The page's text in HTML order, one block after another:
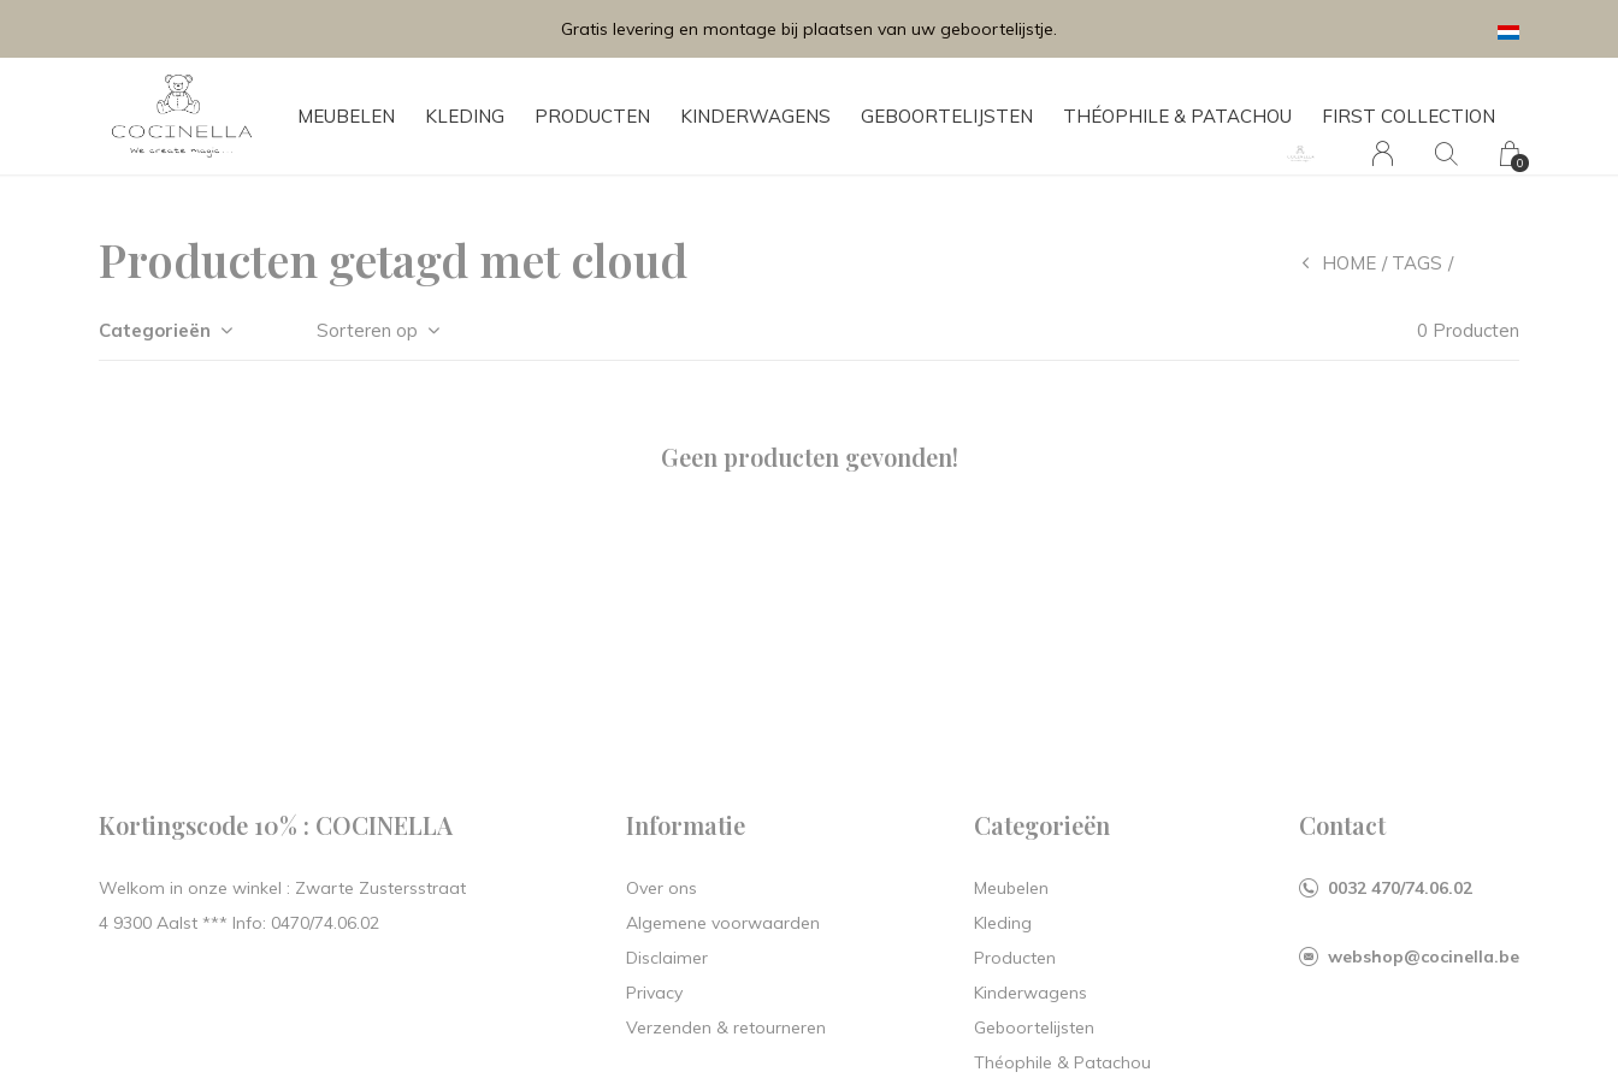
MEUBELEN KLEDING PRODUCTEN KINDERWAGENS GEBOORTELIJSTEN THÉOPHILE & PATACHOU FIRST COLLECTION
0
Gratis levering en montage bij plaatsen van uw geboortelijstje.
Producten getagd met cloud HOME TAGS
Categorieën Sorteren op 0 Producten
Geen producten gevonden!
Kortingscode 10% : COCINELLA
Welkom in onze winkel : Zwarte Zustersstraat
4 9300 Aalst *** Info: 0470/74.06.02
Informatie
Over ons
Algemene voorwaarden
Disclaimer
Privacy
Verzenden & retourneren
Categorieën
Meubelen
Kleding
Producten
Kinderwagens
Geboortelijsten
Théophile & Patachou
Contact
0032 470/74.06.02
webshop@cocinella.be